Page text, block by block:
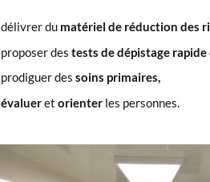
délivrer du matériel de réduction des
proposer des tests de dépistage rapide
prodiguer des soins primaires,
évalueret orienter les personnes.